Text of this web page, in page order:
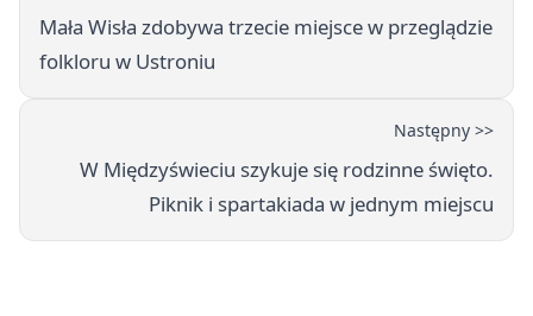
Mała Wisła zdobywa trzecie miejsce w przeglądzie
folkloru w Ustroniu
Następny >>
W Międzyświeciu szykuje się rodzinne święto.
Piknik i spartakiada w jednym miejscu